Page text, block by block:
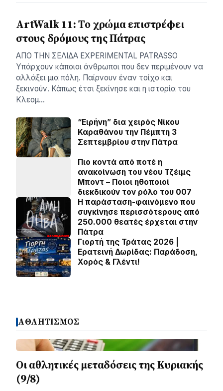
ArtWalk 11: Το χρώμα επιστρέφει
στους δρόμους της Πάτρας
AΠΟ ΤΗΝ ΣΕΛΙΔΑ EXPERIMENTAL PATRASSO
Υπάρχουν κάποιοι άνθρωποι που δεν περιμένουν να
αλλάξει μια πόλη. Παίρνουν έναν τοίχο και
ξεκινούν. Κάπως έτσι ξεκίνησε και η ιστορία του
Κλεομ…
“Ειρήνη” δια χειρός Νίκου
Καραθάνου την Πέμπτη 3
Σεπτεμβρίου στην Πάτρα
Πιο κοντά από ποτέ η
ανακοίνωση του νέου Τζέιμς
Μποντ – Ποιοι ηθοποιοί
διεκδικούν τον ρόλο του 007
Η παράσταση-φαινόμενο που
συγκίνησε περισσότερους από
250.000 θεατές έρχεται στην
Πάτρα
Γιορτή της Τράτας 2026 |
Ερατεινή Δωρίδας: Παράδοση,
Χορός & Γλέντι!
ΑΘΛΗΤΙΣΜΟΣ
Οι αθλητικές μεταδόσεις της Κυριακής
(9/8)